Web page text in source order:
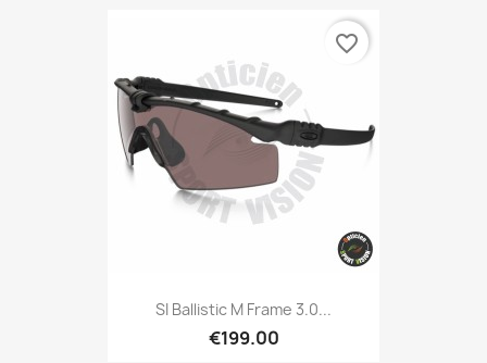
SI Ballistic M Frame 3.0...
€199.00
favorite_border